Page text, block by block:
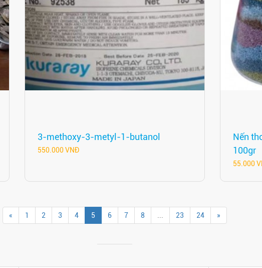
3-methoxy-3-metyl-1-butanol
550.000 VNĐ
Nến
100gr
55.000
« 1 2 3 4 5 6 7 8 23 24 »